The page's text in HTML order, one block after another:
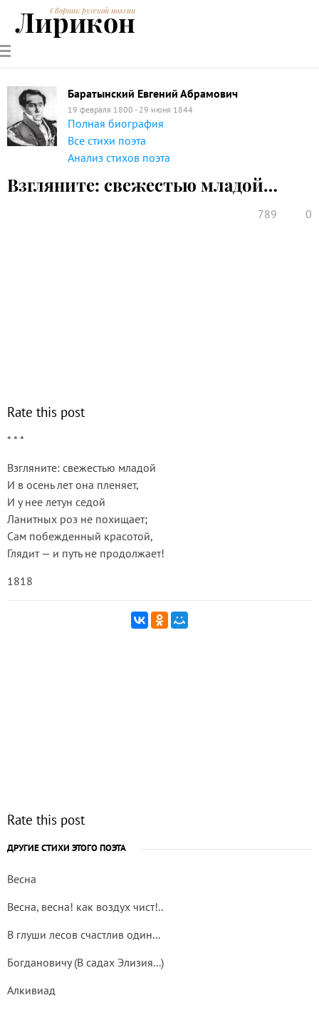
РУССКИЕ
ПОЭТЫ
СОВРЕМЕННИКИЭНЦИКЛОПЕДИЯ
ПОЭЗИИ
Сборник русской поэзии
Лирикон
Баратынский Евгений Абрамович
19 февраля 1800 - 29 июня 1844
Полная биография
Все стихи поэта
Анализ стихов поэта
Взгляните: свежестью младой…
789 0
Rate this post
* * *
Взгляните: свежестью младой
И в осень лет она пленяет,
И у нее летун седой
Ланитных роз не похищает;
Сам побежденный красотой,
Глядит — и путь не продолжает!
1818
Rate this post
ДРУГИЕ СТИХИ ЭТОГО ПОЭТА
Весна
Весна, весна! как воздух чист!..
В глуши лесов счастлив один...
Богдановичу (В садах Элизия...)
Алкивиад